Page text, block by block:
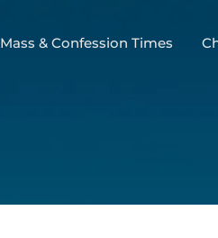
Mass & Confession Times